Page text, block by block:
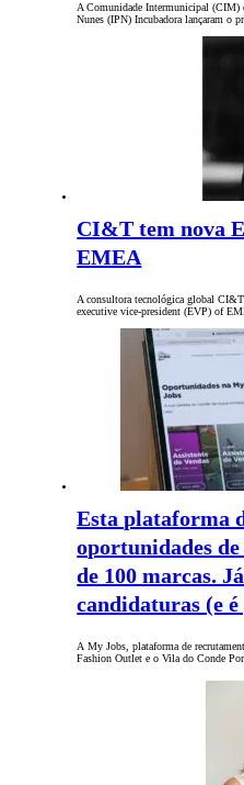
A Comunidade Intermunicipal (CIM)
Nunes (IPN) Incubadora lançaram o
CI&T tem nova
EMEA
A consultora tecnológica global
executive vice-president (EVP) of
Esta plataforma
oportunidades
de 100 marcas.
candidaturas (e
A My Jobs, plataforma de
Fashion Outlet e o Vila do Conde